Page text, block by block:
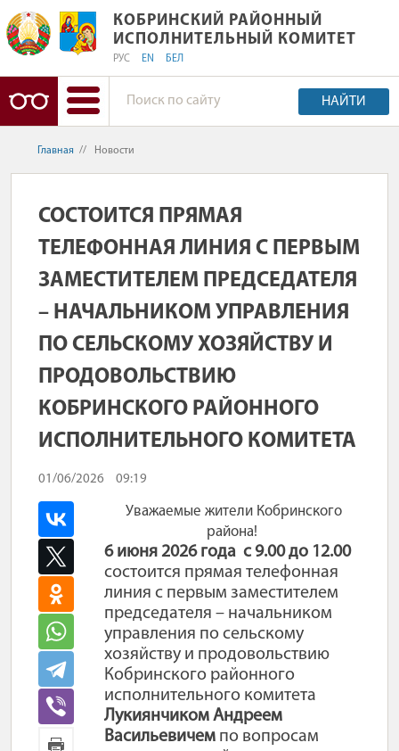
КОБРИНСКИЙ РАЙОННЫЙ
КОБРИНСКИЙ РАЙОННЫЙ
ИСПОЛНИТЕЛЬНЫЙ КОМИТЕТ
РУС EN БЕЛ
НАЙТИ
Главная // Новости
СОСТОИТСЯ ПРЯМАЯ
ТЕЛЕФОННАЯ ЛИНИЯ С ПЕРВЫМ
ЗАМЕСТИТЕЛЕМ ПРЕДСЕДАТЕЛЯ
– НАЧАЛЬНИКОМ УПРАВЛЕНИЯ
ПО СЕЛЬСКОМУ ХОЗЯЙСТВУ И
ПРОДОВОЛЬСТВИЮ
КОБРИНСКОГО РАЙОННОГО
ИСПОЛНИТЕЛЬНОГО КОМИТЕТА
01/06/2026 09:19
Уважаемые жители Кобринского
района!
6 июня 2026 года с 9.00 до 12.00
состоится прямая телефонная
линия с первым заместителем
председателя – начальником
управления по сельскому
хозяйству и продовольствию
Кобринского районного
исполнительного комитета
Лукиянчиком Андреем
Васильевичем по вопросам